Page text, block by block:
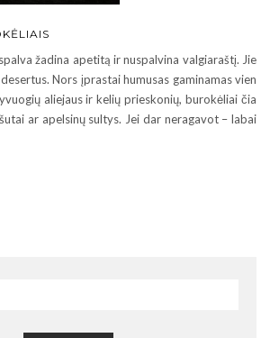
žadina apetitą ir nuspalvina valgiaraštį. Jie
Nors įprastai humusas gaminamas vien
aliejaus ir kelių prieskonių, burokėliai čia
ar apelsinų sultys. Jei dar neragavot – labai